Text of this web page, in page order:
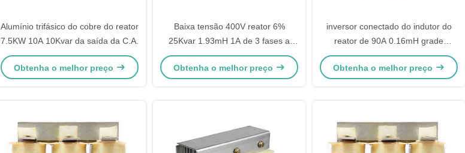
Alumínio trifásico do cobre do reator
7.5KW 10A 10Kvar da saída da C.A.
Obtenha o melhor preço
Baixa tensão 400V reator 6%
25Kvar 1.93mH 1A de 3 fases a
2000A
Obtenha o melhor preço
inversor conectado do indutor do
reator de 90A 0.16mH grade
trifásica
Obtenha o melhor preço